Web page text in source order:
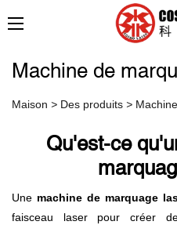
Machine de
Maison > Des produits >
Qu'est-ce
Une machine de marquage
faisceau laser pour créer